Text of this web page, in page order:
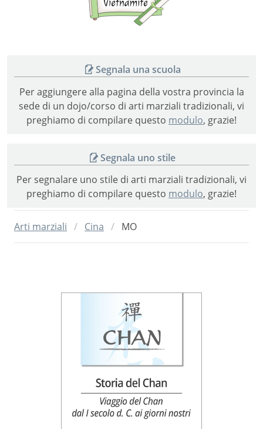
Segnala una scuola
Per aggiungere alla pagina della vostra provincia la
sede di un dojo/corso di arti marziali tradizionali, vi
preghiamo di compilare questo modulo, grazie!
Segnala uno stile
Per segnalare uno stile di arti marziali tradizionali, vi
preghiamo di compilare questo modulo, grazie!
Arti marziali Cina MO